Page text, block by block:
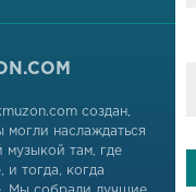
создан,
могли наслаждаться
музыкой там, где
и тогда, когда